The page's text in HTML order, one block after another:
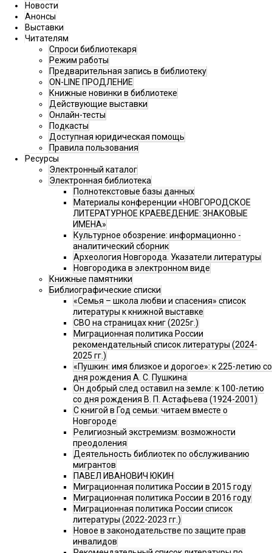
Цикл видеолекций «Феномен новгородской
реставрации»
Новости
Анонсы
Выставки
Читателям
Спроси библиотекаря
Режим работы
Предварительная запись в библиотеку
ON-LINE ПРОДЛЕНИЕ
Книжные новинки в библиотеке
Действующие выставки
Онлайн-тесты
Подкасты
Доступная юридическая помощь
Правила пользования
Ресурсы
Электронный каталог
Электронная библиотека
Полнотекстовые базы данных
Материалы конференции «НОВГОРОДСКОЕ
ЛИТЕРАТУРНОЕ КРАЕВЕДЕНИЕ: ЗНАКОВЫЕ
ИМЕНА»
Культурное обозрение: информационно -
аналитический сборник
Археология Новгорода. Указатели литературы
Новгородика в электронном виде
Книжные памятники
Библиографические списки
«Семья – школа любви и спасения» список
литературы к книжной выставке
СВО на страницах книг (2025г.)
Миграционная политика России
рекомендательный список литературы (2024-
2025 гг.)
«Пушкин: имя близкое и дорогое»: к 225-летию со
дня рождения А. С. Пушкина
Он добрый след оставил на земле: к 100-летию
со дня рождения В. П. Астафьева (1924-2001)
С книгой в Год семьи: читаем вместе о
Новгороде
Религиозный экстремизм: возможности
преодоления
Деятельность библиотек по обслуживанию
мигрантов
ПАВЕЛ ИВАНОВИЧ ЮКИН
Миграционная политика России в 2015 году
Миграционная политика России в 2016 году
Миграционная политика России список
литературы (2022-2023 гг.)
Новое в законодательстве по защите прав
инвалидов